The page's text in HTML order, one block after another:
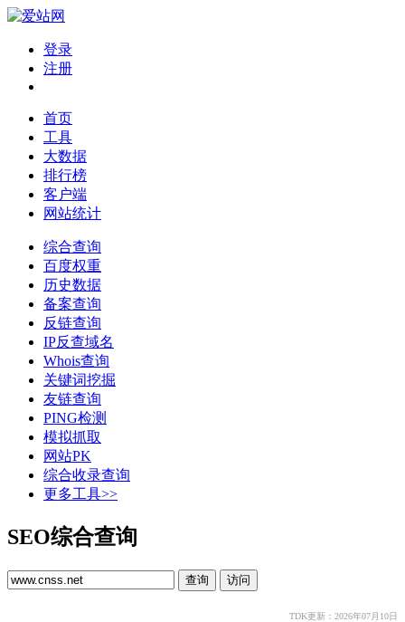
登录
注册
首页
工具
大数据
排行榜
客户端
网站统计
综合查询
百度权重
历史数据
备案查询
反链查询
IP反查域名
Whois查询
关键词挖掘
友链查询
PING检测
模拟抓取
网站PK
综合收录查询
更多工具>>
SEO综合查询
TDK更新：2026年07月10日